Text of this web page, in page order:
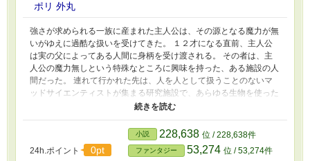
ポリ 外丸
強さが求められる一族に産まれた主人公は、その源となる魔力が無
いがゆえに過酷な扱いを受けてきた。 １２才になる直前、主人公
は実の父によってある人間に身柄を受け渡される。 その者は、主
人公の魔力無しという特殊なところに興味を持った、ある施設の人
間だった。 連れて行かれた先は、人を人として扱うことのないマ
ッドサイエンティストが集まる研究施設で、あらゆる生物を使った
実験を行っていた。 主人公も度重なる人体実験によって、人とし
ての原型がなくなるまで使い潰された。 実験によって、とうとう
肉体に限界が来た主人公は、使い物にならなくなったと理由でゴミ
を捨てるように処理場へと放られる。 醜い姿で動くこともままな
らない主人公は、このような姿にされたことに憤怒し、何としても
24h.ポイント 0pt
小説 228,638 位 / 228,638件
ファンタジー 53,274 位 / 53,274件